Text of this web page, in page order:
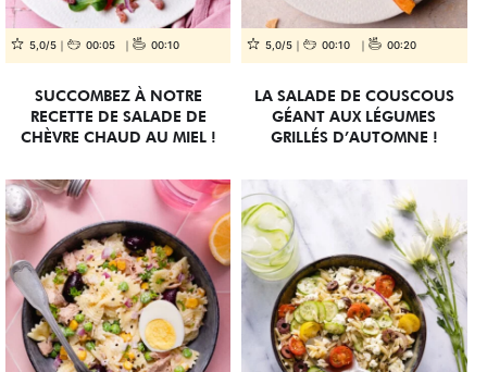
5,0/5 00:05 00:10
SUCCOMBEZ À NOTRE
RECETTE DE SALADE DE
CHÈVRE CHAUD AU MIEL !
5,0/5 00:10 00:20
LA SALADE DE COUSCOUS
GÉANT AUX LÉGUMES
GRILLÉS D’AUTOMNE !